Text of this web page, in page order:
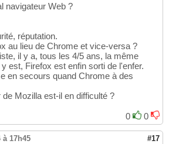
navigateur Web ?
réputation.
au lieu de Chrome et vice-versa ?
il y a, tous les 4/5 ans, la même
est, Firefox est enfin sorti de l'enfer.
en secours quand Chrome à des
Mozilla est-il en difficulté ?
0
0
à 17h45 #17